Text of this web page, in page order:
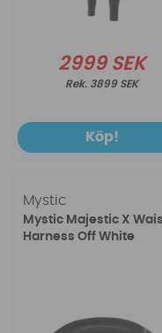
2999 SEK
3899 SEK
Köp!
Mystic
Mystic Majestic X
Harness Off White